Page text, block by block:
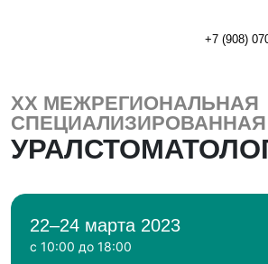
+7 (908)
XХ МЕЖРЕГИОНАЛЬНАЯ
22–24 марта 2023
с 10:00 до 18:00